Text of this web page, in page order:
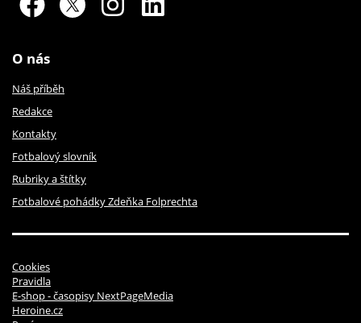
O nás
Náš příběh
Redakce
Kontakty
Fotbalový slovník
Rubriky a štítky
Fotbalové pohádky Zdeňka Folprechta
Cookies
Pravidla
E-shop - časopisy NextPageMedia
Heroine.cz